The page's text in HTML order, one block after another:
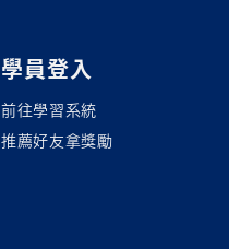
學員登入
前往學習系統
推薦好友拿獎勵